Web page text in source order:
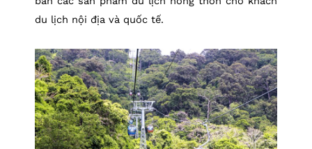
du lịch nội địa và quốc tế.